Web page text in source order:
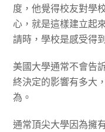
度，他覺得校友對學
心，就是這樣建立起
請時，學校是感受得
美國大學通常不會告
終決定的影響有多大
為。
通常頂尖大學因為擁